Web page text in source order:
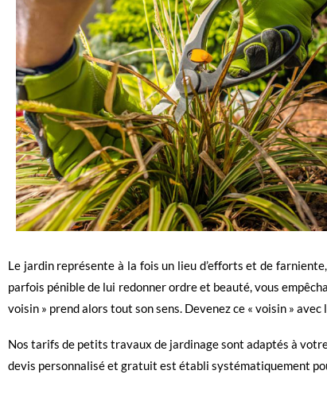
Le jardin représente à la fois un lieu d’efforts et de
parfois pénible de lui redonner ordre et beauté, vous
voisin » prend alors tout son sens. Devenez ce « voisin »
Nos tarifs de petits travaux de jardinage sont adaptés à
devis personnalisé et gratuit est établi systématiquement